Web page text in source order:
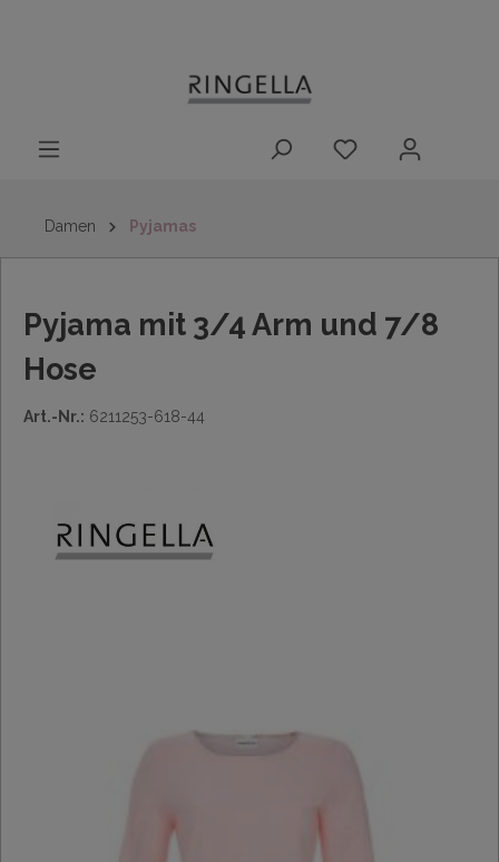
Damen Pyjamas
Pyjama mit 3/4 Arm und 7/8
Hose
Art.-Nr.: 6211253-618-44